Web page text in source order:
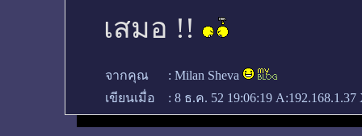
เสมอ !!
จากคุณ : Milan Sheva
เขียนเมื่อ
: 8 ธ.ค. 52 19:06:19 A:192.168.1.37